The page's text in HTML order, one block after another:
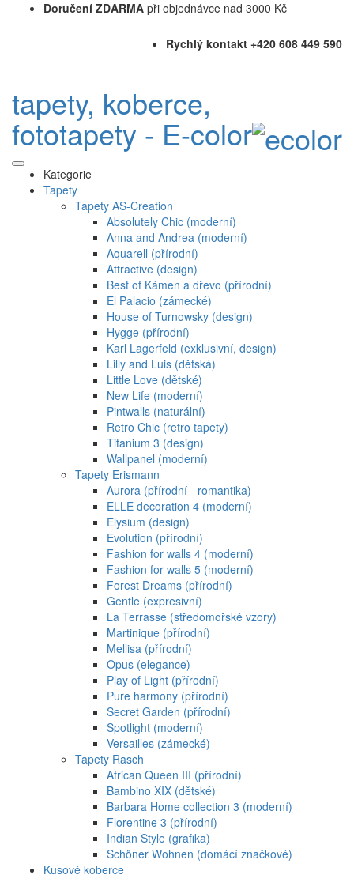
Doručení ZDARMA při objednávce nad 3000 Kč
Rychlý kontakt +420 608 449 590
tapety, koberce,
fototapety - E-color
Kategorie
Tapety
Tapety AS-Creation
Absolutely Chic (moderní)
Anna and Andrea (moderní)
Aquarell (přírodní)
Attractive (design)
Best of Kámen a dřevo (přírodní)
El Palacio (zámecké)
House of Turnowsky (design)
Hygge (přírodní)
Karl Lagerfeld (exklusivní, design)
Lilly and Luis (dětská)
Little Love (dětské)
New Life (moderní)
Pintwalls (naturální)
Retro Chic (retro tapety)
Titanium 3 (design)
Wallpanel (moderní)
Tapety Erismann
Aurora (přírodní - romantika)
ELLE decoration 4 (moderní)
Elysium (design)
Evolution (přírodní)
Fashion for walls 4 (moderní)
Fashion for walls 5 (moderní)
Forest Dreams (přírodní)
Gentle (expresivní)
La Terrasse (středomořské vzory)
Martinique (přírodní)
Mellisa (přírodní)
Opus (elegance)
Play of Light (přírodní)
Pure harmony (přírodní)
Secret Garden (přírodní)
Spotlight (moderní)
Versailles (zámecké)
Tapety Rasch
African Queen III (přírodní)
Bambino XIX (dětské)
Barbara Home collection 3 (moderní)
Florentine 3 (přírodní)
Indian Style (grafika)
Schöner Wohnen (domácí značkové)
Kusové koberce